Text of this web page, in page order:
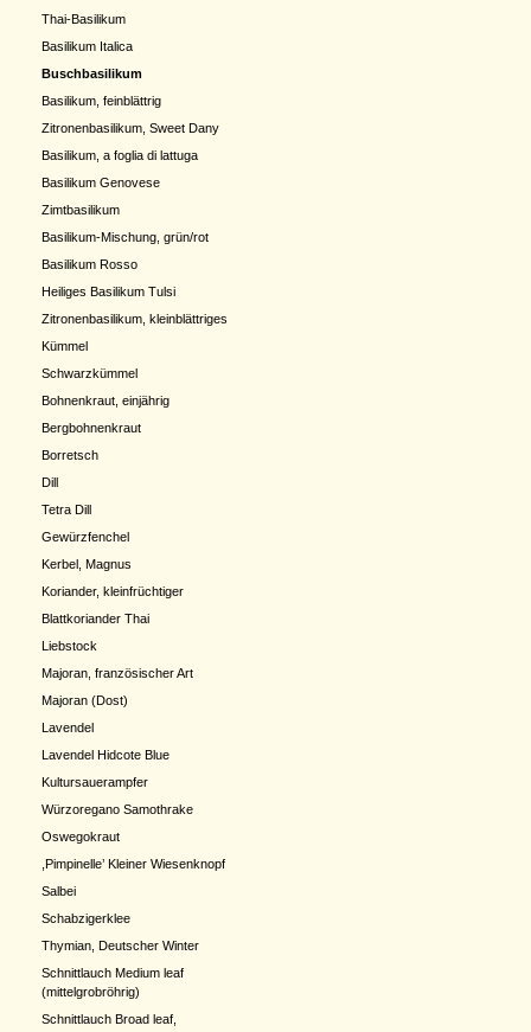
Thai-Basilikum
Basilikum Italica
Buschbasilikum
Basilikum, feinblättrig
Zitronenbasilikum, Sweet Dany
Basilikum, a foglia di lattuga
Basilikum Genovese
Zimtbasilikum
Basilikum-Mischung, grün/rot
Basilikum Rosso
Heiliges Basilikum Tulsi
Zitronenbasilikum, kleinblättriges
Kümmel
Schwarzkümmel
Bohnenkraut, einjährig
Bergbohnenkraut
Borretsch
Dill
Tetra Dill
Gewürzfenchel
Kerbel, Magnus
Koriander, kleinfrüchtiger
Blattkoriander Thai
Liebstock
Majoran, französischer Art
Majoran (Dost)
Lavendel
Lavendel Hidcote Blue
Kultursauerampfer
Würzoregano Samothrake
Oswegokraut
,Pimpinelle’ Kleiner Wiesenknopf
Salbei
Schabzigerklee
Thymian, Deutscher Winter
Schnittlauch Medium leaf
(mittelgrobröhrig)
Schnittlauch Broad leaf,